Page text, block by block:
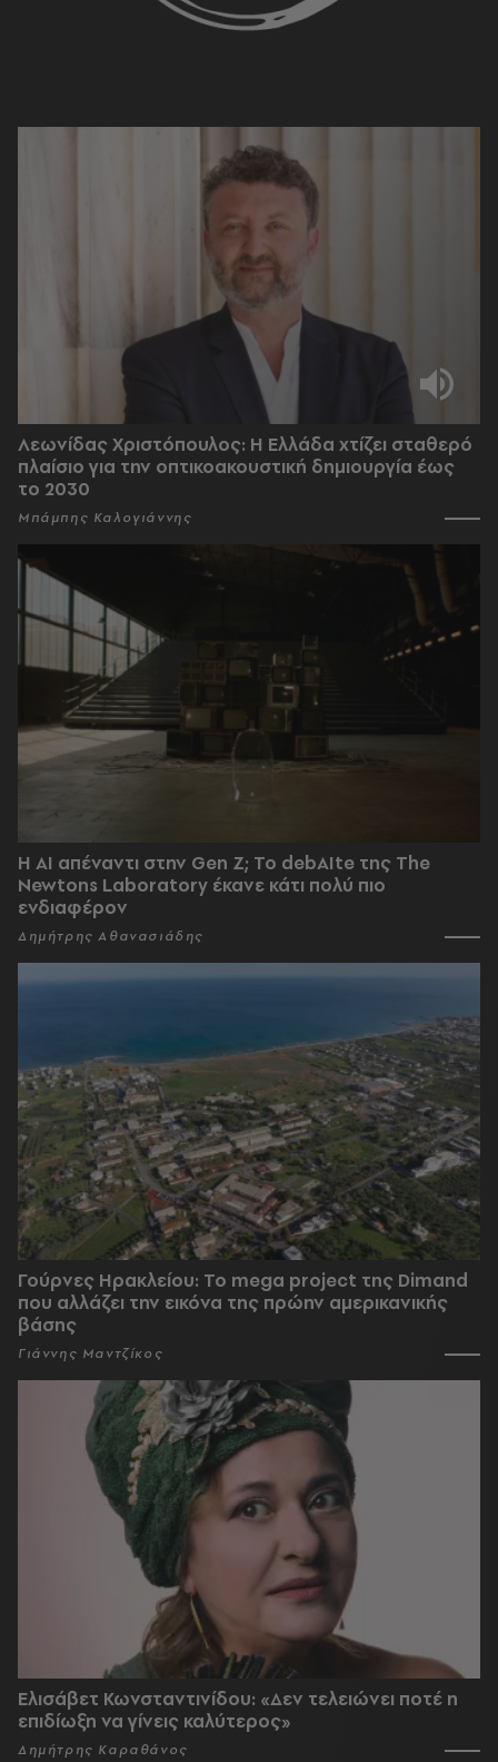
Λεωνίδας Χριστόπουλος: Η Ελλάδα χτίζει σταθερό
πλαίσιο για την οπτικοακουστική δημιουργία έως
το 2030
Μπάμπης Καλογιάννης
Η AI απέναντι στην Gen Z; Το debAIte της The
Newtons Laboratory έκανε κάτι πολύ πιο
ενδιαφέρον
Δημήτρης Αθανασιάδης
Γούρνες Ηρακλείου: To mega project της Dimand
που αλλάζει την εικόνα της πρώην αμερικανικής
βάσης
Γιάννης Μαντζίκος
Ελισάβετ Κωνσταντινίδου: «Δεν τελειώνει ποτέ η
επιδίωξη να γίνεις καλύτερος»
Δημήτρης Καραθάνος